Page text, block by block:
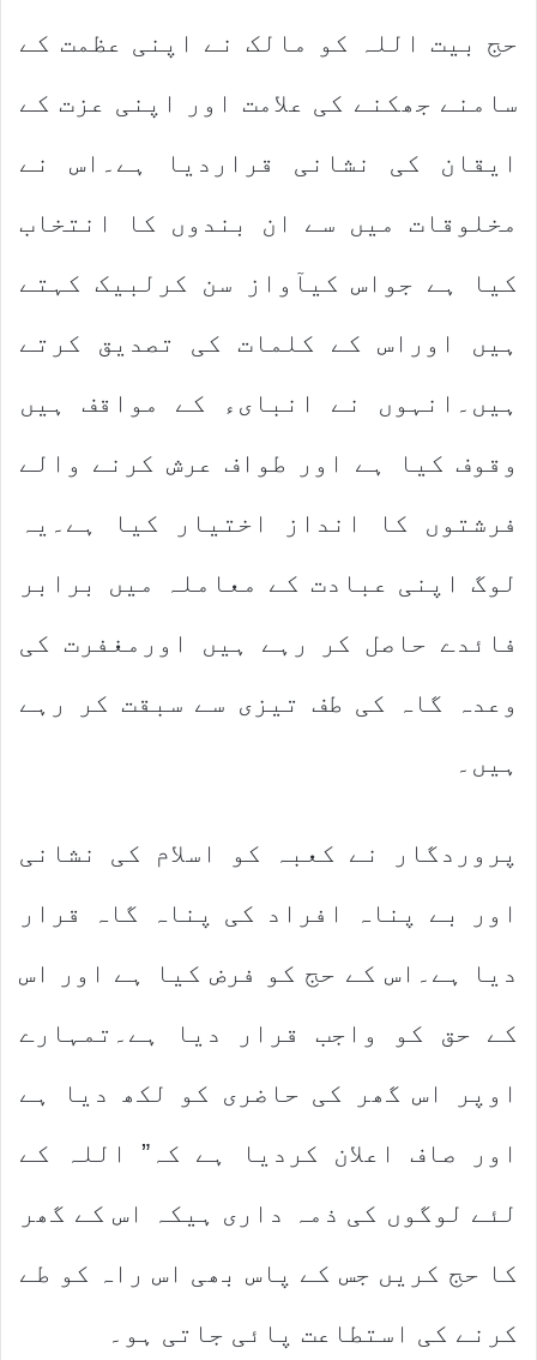
حج بیت اللہ کو مالک نے اپنی عظمت کے
سامنے جھکنے کی علامت اور اپنی عزت کے
ایقان کی نشانی قراردیا ہے۔اس نے
مخلوقات میں سے ان بندوں کا انتخاب
کیا ہے جواس کیآواز سن کرلبیک کہتے
ہیں اوراس کے کلمات کی تصدیق کرتے
ہیں۔انہوں نے انبایء کے مواقف ہیں
وقوف کیا ہے اور طواف عرش کرنے والے
فرشتوں کا انداز اختیار کیا ہے۔یہ
لوگ اپنی عبادت کے معاملہ میں برابر
فائدے حاصل کر رہے ہیں اورمغفرت کی
وعدہ گاہ کی طف تیزی سے سبقت کر رہے
ہیں۔
پروردگار نے کعبہ کو اسلام کی نشانی
اور بے پناہ افراد کی پناہ گاہ قرار
دیا ہے۔اس کے حج کو فرض کیا ہے اور اس
کے حق کو واجب قرار دیا ہے۔تمہارے
اوپر اس گھر کی حاضری کو لکھ دیا ہے
اور صاف اعلان کردیا ہے کہ” اللہ کے
لئے لوگوں کی ذمہ داری ہیکہ اس کے گھر
کا حج کریں جس کے پاس بھی اس راہ کو طے
کرنے کی استطاعت پائی جاتی ہو۔